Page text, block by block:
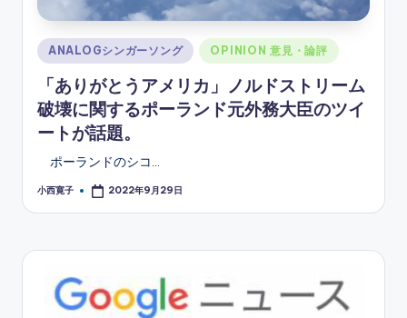
Posted
in
ANALOGシンガーソング OPINION 意見・論評
「ありがとうアメリカ」ノルドストリーム
破壊に関するポーランド元外務大臣のツイ
ートが話題。
ポーランドのシコ…
Posted
小西寛子 2022年9月29日